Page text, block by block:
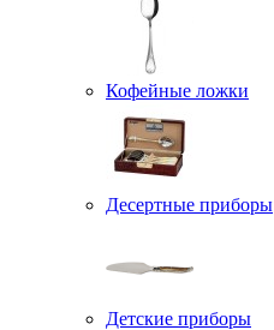
Кофейные ложки
Десертные приборы
Детские приборы